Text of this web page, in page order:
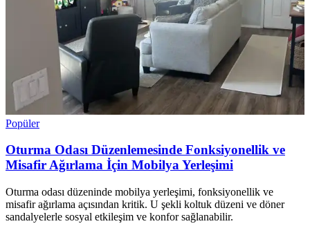
Popüler
Oturma Odası Düzenlemesinde Fonksiyonellik ve
Misafir Ağırlama İçin Mobilya Yerleşimi
Oturma odası düzeninde mobilya yerleşimi, fonksiyonellik ve
misafir ağırlama açısından kritik. U şekli koltuk düzeni ve döner
sandalyelerle sosyal etkileşim ve konfor sağlanabilir.